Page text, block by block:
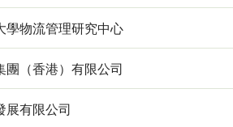
學物流管理研究中心
團（香港）有限公司
展有限公司